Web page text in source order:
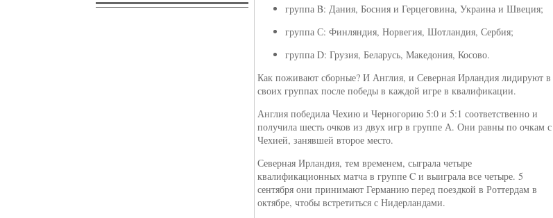
группа B: Дания, Босния и Герцеговина, Украина и Швеция;
группа С: Финляндия, Норвегия, Шотландия, Сербия;
группа D: Грузия, Беларусь, Македония, Косово.
Как поживают сборные? И Англия, и Северная Ирландия лидируют в
своих группах после победы в каждой игре в квалификации.
Англия победила Чехию и Черногорию 5:0 и 5:1 соответственно и
получила шесть очков из двух игр в группе А. Они равны по очкам с
Чехией, занявшей второе место.
Северная Ирландия, тем временем, сыграла четыре
квалификационных матча в группе C и выиграла все четыре. 5
сентября они принимают Германию перед поездкой в ​​Роттердам в
октябре, чтобы встретиться с Нидерландами.